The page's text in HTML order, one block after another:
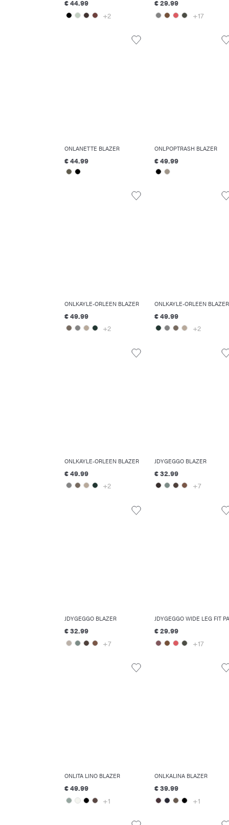
€ 44.99
+2
€ 29.99
+17
ONLANETTE BLAZER
€ 44.99
ONLPOPTRASH BLAZER
€ 49.99
ONLKAYLE-ORLEEN BLAZER
€ 49.99
+2
ONLKAYLE-ORLEEN BLAZER
€ 49.99
+2
ONLKAYLE-ORLEEN BLAZER
€ 49.99
+2
JDYGEGGO BLAZER
€ 32.99
+7
JDYGEGGO BLAZER
€ 32.99
+7
€ 29.99
+17
ONLITA LINO BLAZER
€ 49.99
+1
ONLKALINA BLAZER
€ 39.99
+1